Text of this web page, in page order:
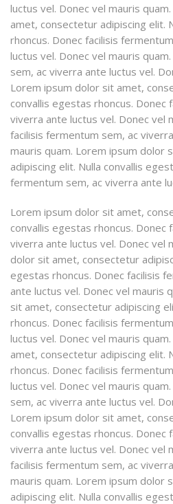
luctus vel. Donec vel mauris
amet, consectetur adipiscing elit.
rhoncus. Donec facilisis
luctus vel. Donec vel mauris
sem, ac viverra ante luctus vel.
Lorem ipsum dolor sit amet,
convallis egestas rhoncus. Donec
viverra ante luctus vel. Donec vel
facilisis fermentum sem, ac
mauris quam. Lorem ipsum dolor
adipiscing elit. Nulla convallis
fermentum sem, ac viverra ante
Lorem ipsum dolor sit amet,
convallis egestas rhoncus. Donec
viverra ante luctus vel. Donec vel
dolor sit amet, consectetur
egestas rhoncus. Donec facilisis
ante luctus vel. Donec vel mauris
sit amet, consectetur adipiscing
rhoncus. Donec facilisis
luctus vel. Donec vel mauris
amet, consectetur adipiscing elit.
rhoncus. Donec facilisis
luctus vel. Donec vel mauris
sem, ac viverra ante luctus vel.
Lorem ipsum dolor sit amet,
convallis egestas rhoncus. Donec
viverra ante luctus vel. Donec vel
facilisis fermentum sem, ac
mauris quam. Lorem ipsum dolor
adipiscing elit. Nulla convallis